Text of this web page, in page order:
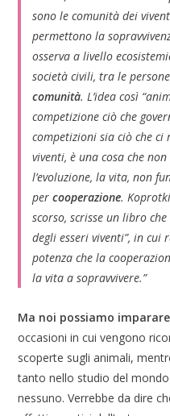
sono le comunità dei
permettono la
osserva a livello
società civili, tra le
comunità. L’idea così
competizione ciò che
competizioni sia ciò che
viventi, è una cosa che
l’evoluzione, la vita, non
per cooperazione.
scorso, scrisse un libro
degli esseri viventi”, in
potenza che la
la vita a sopravvivere.”
Ma noi possiamo
occasioni in cui vengono
scoperte sugli animali,
tanto nello studio del
nessuno. Verrebbe da dire